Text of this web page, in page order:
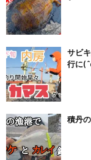
サビ
行に(
積丹